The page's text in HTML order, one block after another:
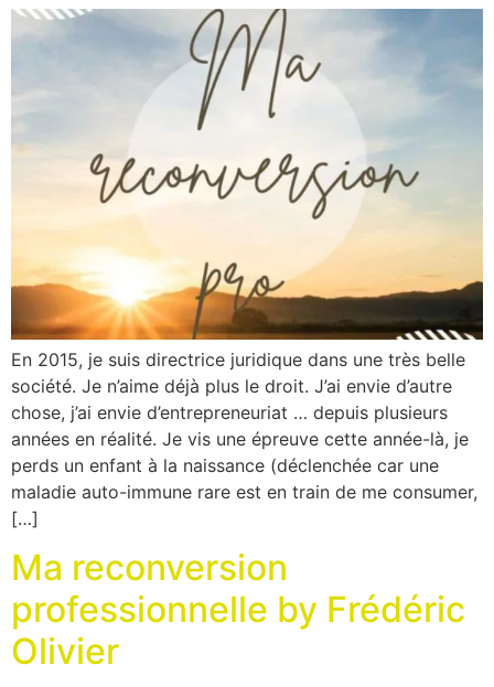
En 2015, je suis directrice juridique dans une très belle
société. Je n’aime déjà plus le droit. J’ai envie d’autre
chose, j’ai envie d’entrepreneuriat … depuis plusieurs
années en réalité. Je vis une épreuve cette année-là, je
perds un enfant à la naissance (déclenchée car une
maladie auto-immune rare est en train de me consumer,
[…]
Ma reconversion
professionnelle by Frédéric
Olivier